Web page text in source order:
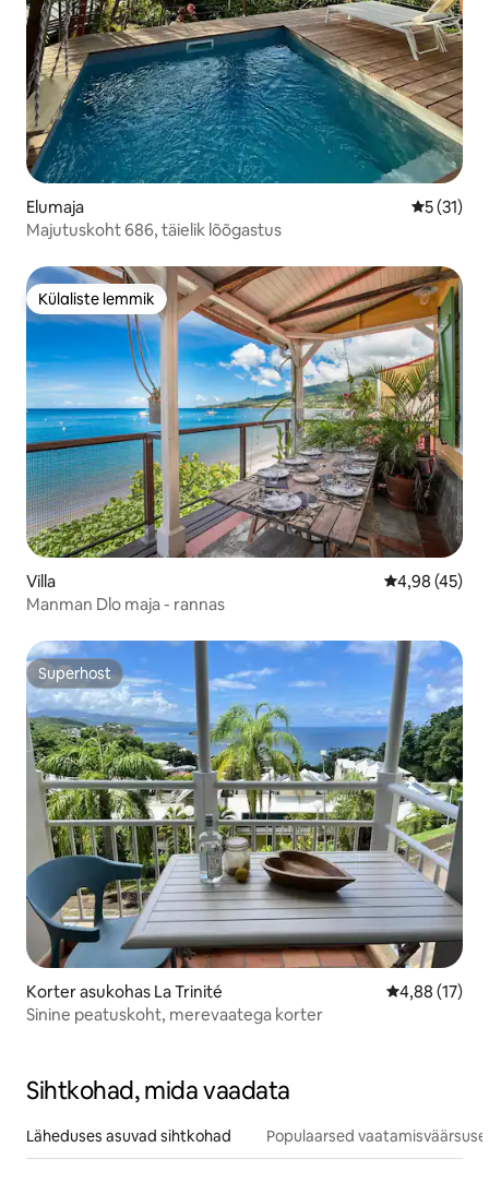
Elumaja
5 (31)
Majutuskoht 686, täielik lõõgastus
Külaliste lemmik
Külaliste lemmik
Villa Keskmine
4,98 (45)
Manman Dlo maja - rannas
Superhost
Superhost
Korter asukohas La Trinité Keskmine
4,88 (17)
Sinine peatuskoht, merevaatega korter
Sihtkohad, mida vaadata
Läheduses asuvad sihtkohad Populaarsed